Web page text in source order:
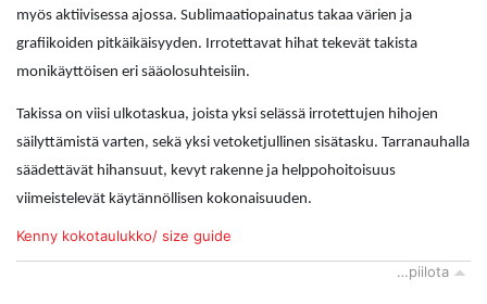
myös aktiivisessa ajossa. Sublimaatiopainatus takaa värien ja
grafiikoiden pitkäikäisyyden. Irrotettavat hihat tekevät takista
monikäyttöisen eri sääolosuhteisiin.
Takissa on viisi ulkotaskua, joista yksi selässä irrotettujen hihojen
säilyttämistä varten, sekä yksi vetoketjullinen sisätasku. Tarranauhalla
säädettävät hihansuut, kevyt rakenne ja helppohoitoisuus
viimeistelevät käytännöllisen kokonaisuuden.
Kenny kokotaulukko/ size guide
…piilota